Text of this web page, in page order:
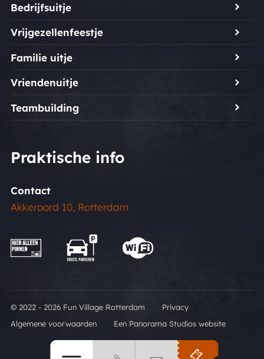
Bedrijfsuitje
Vrijgezellenfeestje
Familie uitje
Vriendenuitje
Teambuilding
Praktische info
Contact
Akkeroord 10, Rotterdam
© 2022 - 2026 Fun Village Rotterdam
Privacy
Algemene voorwaarden
Een Panorama Studios website